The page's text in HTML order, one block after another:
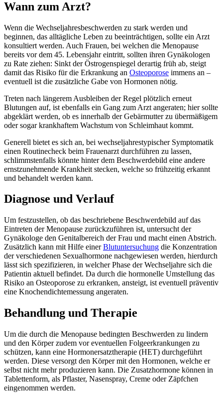
Wann zum Arzt?
Wenn die Wechseljahresbeschwerden zu stark werden und
beginnen, das alltägliche Leben zu beeinträchtigen, sollte ein Arzt
konsultiert werden. Auch Frauen, bei welchen die Menopause
bereits vor dem 45. Lebensjahr eintritt, sollten ihren Gynäkologen
zu Rate ziehen: Sinkt der Östrogenspiegel derartig früh ab, steigt
damit das Risiko für die Erkrankung an Osteoporose immens an –
eventuell ist die zusätzliche Gabe von Hormonen nötig.
Treten nach längerem Ausbleiben der Regel plötzlich erneut
Blutungen auf, ist ebenfalls ein Gang zum Arzt angeraten; hier sollte
abgeklärt werden, ob es innerhalb der Gebärmutter zu übermäßigem
oder sogar krankhaftem Wachstum von Schleimhaut kommt.
Generell bietet es sich an, bei wechseljahrestypischer Symptomatik
einen Routinecheck beim Frauenarzt durchführen zu lassen,
schlimmstenfalls könnte hinter dem Beschwerdebild eine andere
ernstzunehmende Krankheit stecken, welche so frühzeitig erkannt
und behandelt werden kann.
Diagnose und Verlauf
Um festzustellen, ob das beschriebene Beschwerdebild auf das
Eintreten der Menopause zurückzuführen ist, untersucht der
Gynäkologe den Genitalbereich der Frau und macht einen Abstrich.
Zusätzlich kann mit Hilfe einerBlutuntersuchung die Konzentration
der verschiedenen Sexualhormone nachgewiesen werden, hierdurch
lässt sich spezifizieren, in welcher Phase der Wechseljahre sich die
Patientin aktuell befindet. Da durch die hormonelle Umstellung das
Risiko an Osteoporose zu erkranken, ansteigt, ist eventuell präventiv
eine Knochendichtemessung angeraten.
Behandlung und Therapie
Um die durch die Menopause bedingten Beschwerden zu lindern
und den Körper zudem vor eventuellen Folgeerkrankungen zu
schützen, kann eine Hormonersatztherapie (HET) durchgeführt
werden. Diese versorgt den Körper mit den Hormonen, welche er
selbst nicht mehr produzieren kann. Die Zusatzhormone können in
Tablettenform, als Pflaster, Nasenspray, Creme oder Zäpfchen
eingenommen werden.